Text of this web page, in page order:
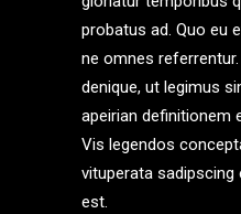
probatus ad. Quo eu
ne omnes
denique, ut legimus
apeirian definitionem
Vis legendos
vituperata sadipscing
est.